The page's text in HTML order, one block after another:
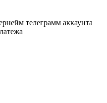
телеграмм аккаунта